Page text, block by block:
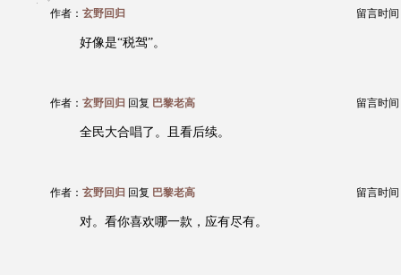
作者： 玄野回归 留言时间
好像是“税驾”。
作者： 玄野回归 回复 巴黎老高 留言时间
全民大合唱了。且看后续。
作者： 玄野回归 回复 巴黎老高 留言时间
对。看你喜欢哪一款，应有尽有。